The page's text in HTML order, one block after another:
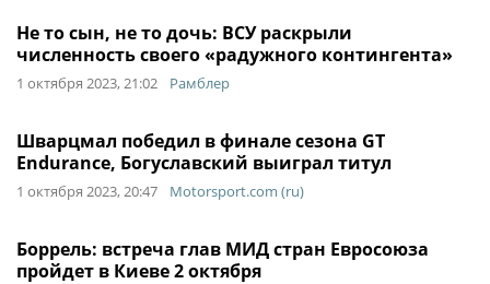
Не то сын, не то дочь: ВСУ раскрыли
численность своего «радужного контингента»
1 октября 2023, 21:02 Рамблер
Шварцмал победил в финале сезона GT
Endurance, Богуславский выиграл титул
1 октября 2023, 20:47 Motorsport.com (ru)
Боррель: встреча глав МИД стран Евросоюза
пройдет в Киеве 2 октября